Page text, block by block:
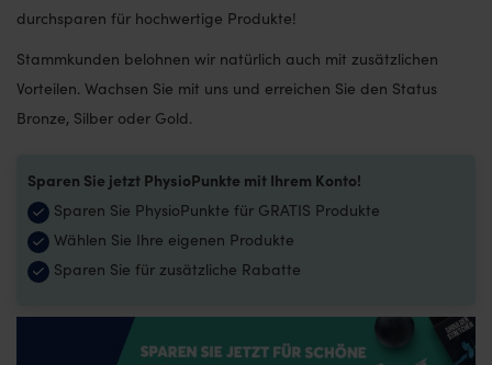
durchsparen für hochwertige Produkte!
Stammkunden belohnen wir natürlich auch mit zusätzlichen
Vorteilen. Wachsen Sie mit uns und erreichen Sie den Status
Bronze, Silber oder Gold.
Sparen Sie jetzt PhysioPunkte mit Ihrem Konto!
Sparen Sie PhysioPunkte für GRATIS Produkte
Wählen Sie Ihre eigenen Produkte
Sparen Sie für zusätzliche Rabatte